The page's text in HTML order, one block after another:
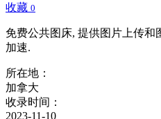
收藏 0
免费公共图床, 提供图片上传和
加速.
所在地：
加拿大
收录时间：
2023-11-10